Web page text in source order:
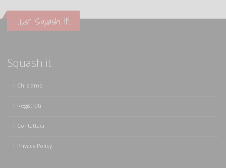
Just Squash It!
Squash.it
Chi siamo
Registrati
Contattaci
Privacy Policy